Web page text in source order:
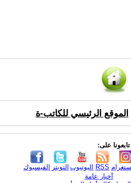
الموقع الرئيسي للكاتب-ة
تابعونا على:
الفيسبوك التويتر اليوتيوب RSS
أخبار عامة